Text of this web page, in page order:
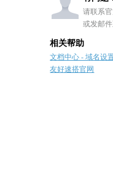
请联系
或发邮
相关帮助
文档中心 - 域名设
友好速搭官网